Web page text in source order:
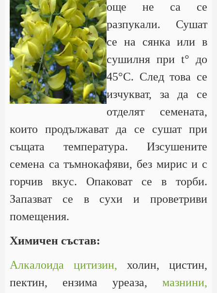
още не са се
разпукали. Сушат
се на сянка или в
сушилня при t° до
45°С. След това се
изчукват, за да се
отделят семената,
които продължават да се сушат при
същата температура. Изсушените
семена са тъмнокафяви, без мирис и с
горчив вкус. Опаковат се в торби.
Запазват се в сухи и проветриви
помещения.
Химичен състав:
Алкалоида цитизин, холин, цистин,
пектин, ензима уреаза, мазнини,